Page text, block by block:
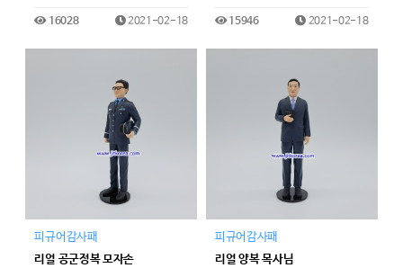
16028 2021-02-18 15946 2021-02-18
피규어감사패
리얼 공군정복 모자손
피규어감사패
리얼 양복 목사님